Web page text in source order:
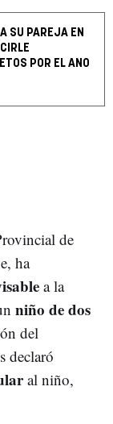
SU PAREJA EN
POR EL ANO
de
ha
a la
niño de dos
del
declaró
al niño,